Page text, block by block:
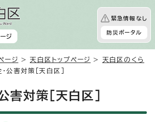
ジ
緊急情報なし
防災ポータル
ージ >天白区トップページ > 天白区のくら
公害対策［天白区］
害対策［天白区］